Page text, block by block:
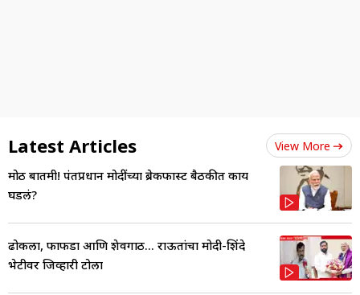
Latest Articles View More
मोठी बातमी! पंतप्रधान मोदींच्या ब्रेकफास्ट बैठकीत काय
घडलं?
ढोकला, फाफडा आणि शेवगाठी... राऊतांचा मोदी-शिंदे
भेटीवर जिव्हारी टोला